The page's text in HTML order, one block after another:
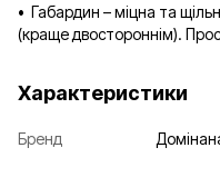
• Габардин – міцна та
(краще двостороннім).
Характеристики
Бренд